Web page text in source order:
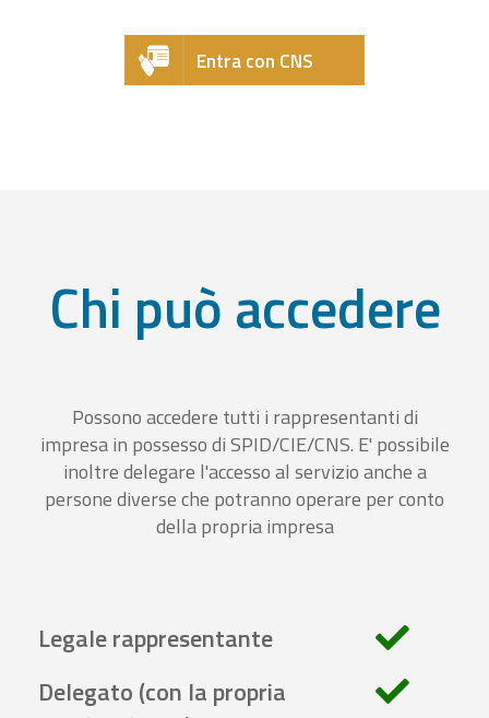
Entra con CNS
Chi può accedere
Possono accedere tutti i rappresentanti di
impresa in possesso di SPID/CIE/CNS. E' possibile
inoltre delegare l'accesso al servizio anche a
persone diverse che potranno operare per conto
della propria impresa
Legale rappresentante
Delegato (con la propria